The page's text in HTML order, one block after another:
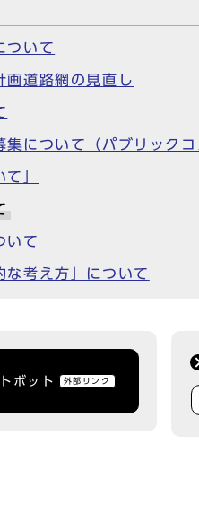
ついて
道路網の見直し
について（パブリックコ
」
いて
な考え方」について
ボット 外部リンク